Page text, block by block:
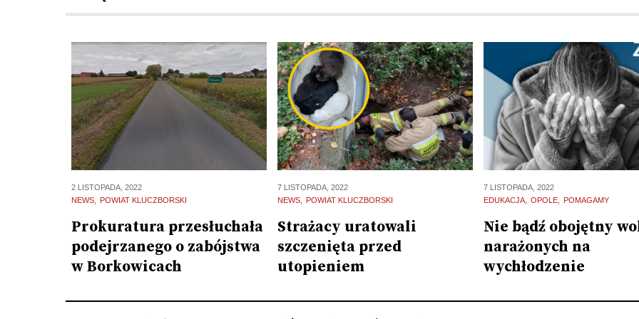
2 LISTOPADA, 2022
NEWS
POWIAT KLUCZBORSKI
Prokuratura przesłuchała
podejrzanego o zabójstwa
w Borkowicach
7 LISTOPADA, 2022
NEWS
POWIAT KLUCZBORSKI
Strażacy uratowali
szczenięta przed
utopieniem
7 LISTOPADA, 2022
EDUKACJA
OPOLE POMAGAMY
Nie bądź obojętny
narażonych na
wychłodzenie